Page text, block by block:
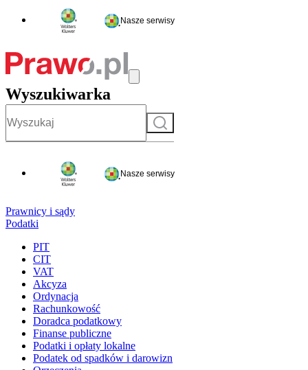
Nasze serwisy
Wyszukiwarka
Szukaj
Nasze serwisy
Prawnicy i sądy
Podatki
PIT
CIT
VAT
Akcyza
Ordynacja
Rachunkowość
Doradca podatkowy
Finanse publiczne
Podatki i opłaty lokalne
Podatek od spadków i darowizn